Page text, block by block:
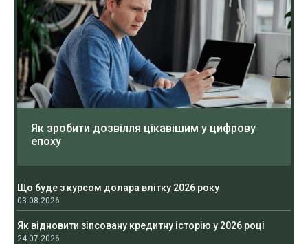
Як зробити дозвілля цікавішим у цифрову
епоху
Що буде з курсом долара влітку 2026 року
03.08.2026
Як відновити зіпсовану кредитну історію у 2026 році
24.07.2026